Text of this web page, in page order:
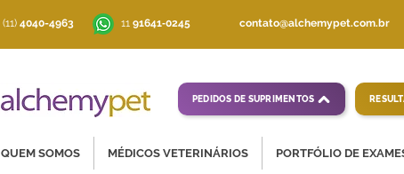
(11) 4040-4963 ‪11 91641‑0245 contato@alchemypet.com.br
PEDIDOS DE SUPRIMENTOS
QUEM SOMOS MÉDICOS VETERINÁRIOS PORTFÓLIO DE